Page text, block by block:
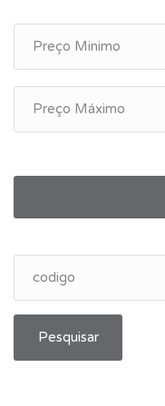
Pesquisar